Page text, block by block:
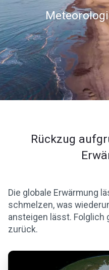
Rückzug
Die globale Erwärmung
schmelzen, was
ansteigen lässt. Folglich
zurück.